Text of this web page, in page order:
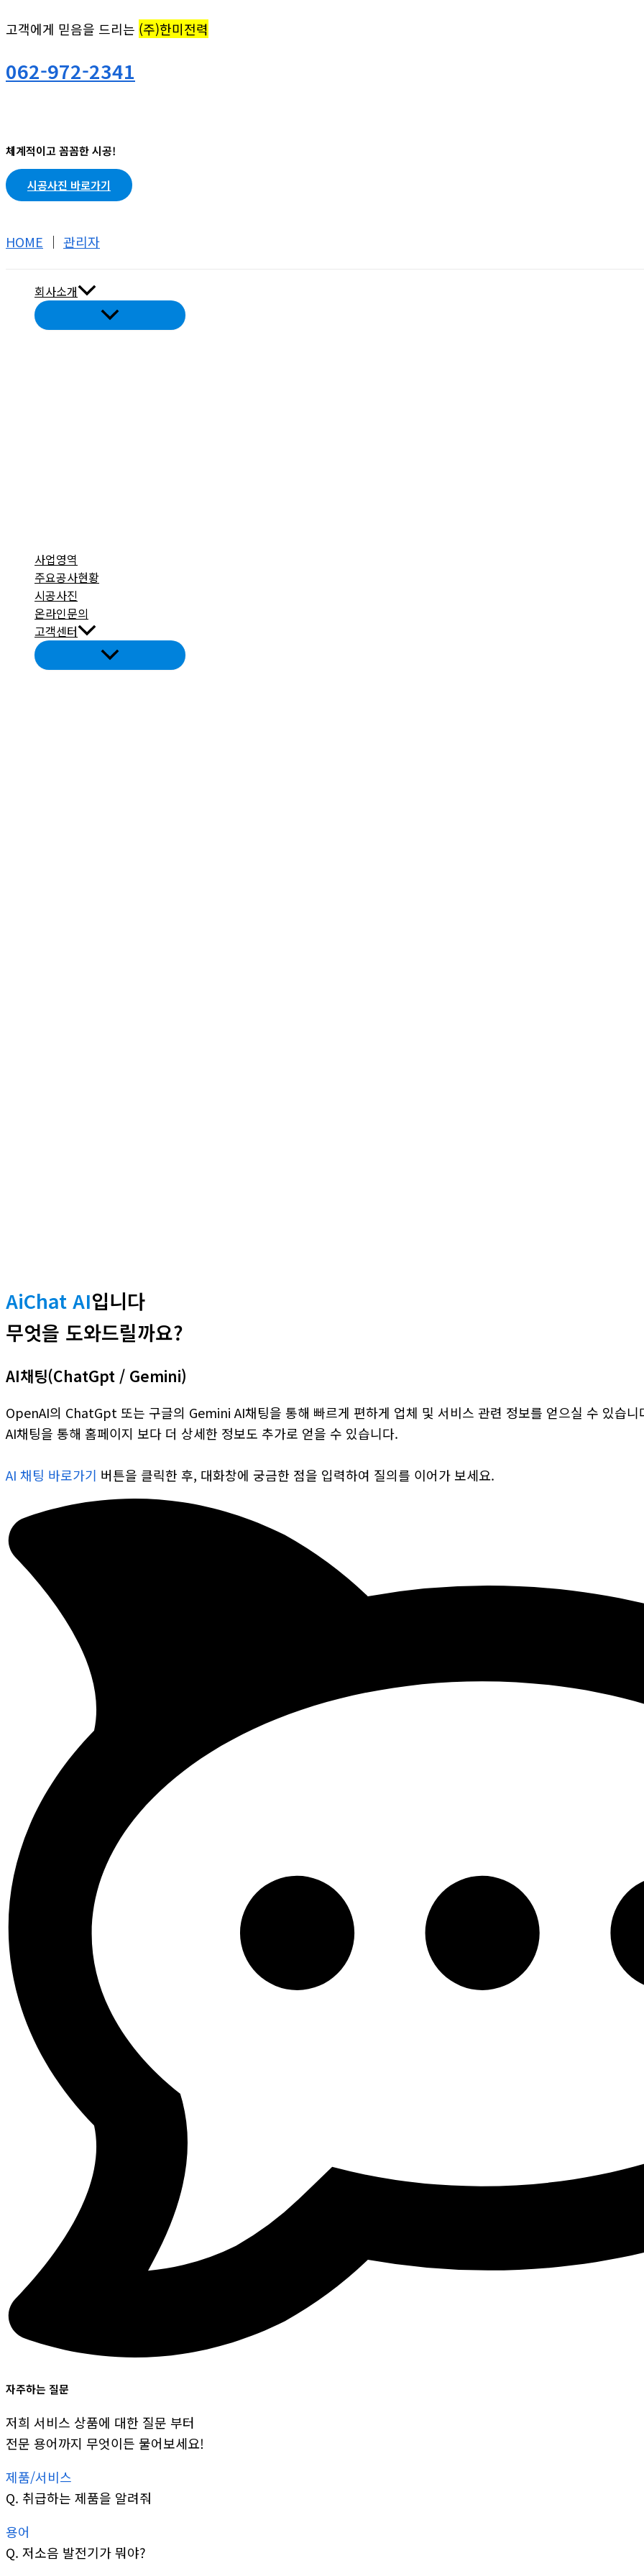
텐
로
기
고객에게 믿음을 드리는 (주)한미전력
062-972-2341
체계적이고 꼼꼼한 시공!
시공사진 바로가기
HOME │ 관리자
회사소개
사업영역
주요공사현황
시공사진
온라인문의
고객센터
AiChat AI입니다
무엇을 도와드릴까요?
AI채팅(ChatGpt / Gemini)
OpenAI의 ChatGpt 또는 구글의 Gemini AI채팅을 통해 빠르게 편하게 업체 및 서비스 관련 정보를 얻으실 수 있습니
AI채팅을 통해 홈페이지 보다 더 상세한 정보도 추가로 얻을 수 있습니다.
AI 채팅 바로가기 버튼을 클릭한 후, 대화창에 궁금한 점을 입력하여 질의를 이어가 보세요.
자주하는 질문
저희 서비스 상품에 대한 질문 부터
전문 용어까지 무엇이든 물어보세요!
제품/서비스
Q. 취급하는 제품을 알려줘
용어
Q. 저소음 발전기가 뭐야?